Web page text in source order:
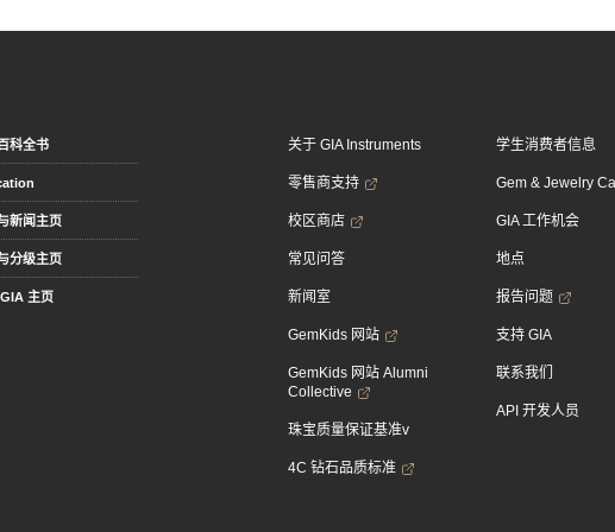
科全书
新闻主页
分级主页
主页
关于 GIA Instruments
零售商支持
校区商店
常见问答
新闻室
GemKids 网站
GemKids 网站 Alumni
Collective
珠宝质量保证基准v
4C 钻石品质标准
学生消费者信息
Gem & Jewelry
GIA 工作机会
地点
报告问题
支持 GIA
联系我们
API 开发人员